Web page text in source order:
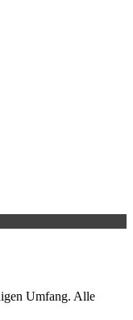
Umfang. Alle